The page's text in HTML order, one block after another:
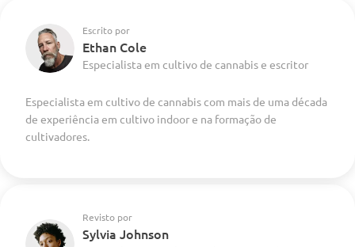
Escrito por
Ethan Cole
Especialista em cultivo de cannabis e escritor
Especialista em cultivo de cannabis com mais de uma década
de experiência em cultivo indoor e na formação de
cultivadores.
Revisto por
Sylvia Johnson